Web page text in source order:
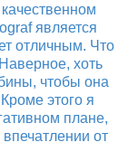
является
отличным. Что
хоть
чтобы она
этого я
плане,
от